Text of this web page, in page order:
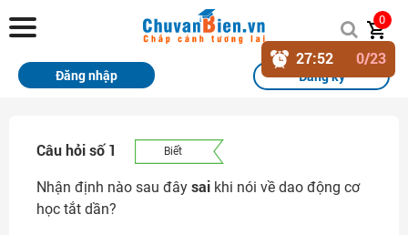
Chuvanbien.vn
Trang chủ
Sách
Thi Online
Tài liệu miễn phí
0
Đăng ký
Đăng nhập
Câu hỏi số 1 Biết
Nhận định nào sau đây sai khi nói về dao động cơ
học tắt dần?
27:51 0/23